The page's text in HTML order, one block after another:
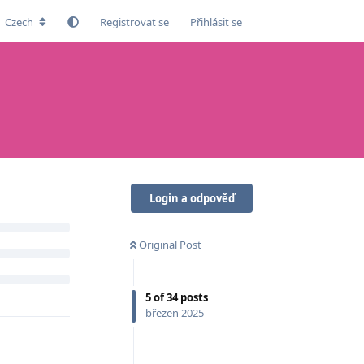
Czech Registrovat se Přihlásit se
Login a odpověď
Original Post
5of34posts
březen 2025